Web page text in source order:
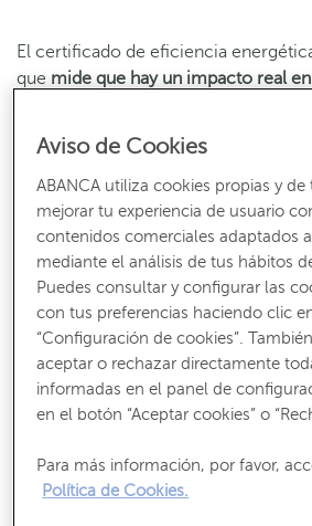
El certificado de eficiencia
que mide que hay un impacto real
obligatorio para los edificios nuevos
existentes, si van a venderse o
aparece recogida en elReal Decreto
junio.
Recibe nuestros contenidos
Consejos, claves y ¡todo lo que debes saber para
SUSCRÍBETE
Aviso de Cookies
ABANCA utiliza cookies propias y
mejorar tu experiencia de usuario
contenidos comerciales adaptados
mediante el análisis de tus hábitos
Puedes consultar y configurar las
con tus preferencias haciendo clic
“Configuración de cookies”.
aceptar o rechazar directamente
informadas en el panel de
en el botón “Aceptar cookies” o
Para más información, por favor,
Política de Cookies.